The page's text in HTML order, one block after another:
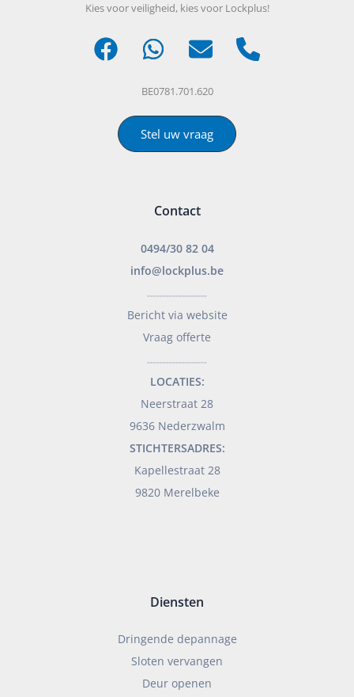
Kies voor veiligheid, kies voor Lockplus!
BE0781.701.620
Stel uw vraag
Contact
0494/30 82 04
info@lockplus.be
Bericht via website
Vraag offerte
LOCATIES:
Neerstraat 28
9636 Nederzwalm
STICHTERSADRES:
Kapellestraat 28
9820 Merelbeke
Diensten
Dringende depannage
Sloten vervangen
Deur openen